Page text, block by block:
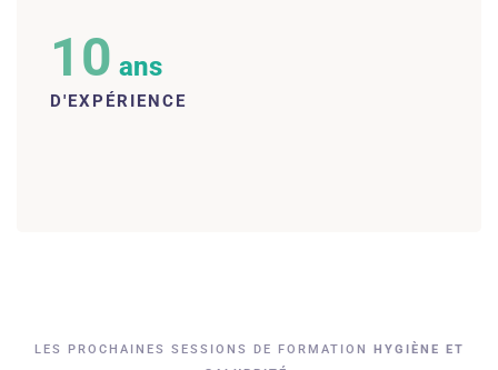
10 ans
D'EXPÉRIENCE
LES PROCHAINES SESSIONS DE FORMATION HYGIÈNE ET